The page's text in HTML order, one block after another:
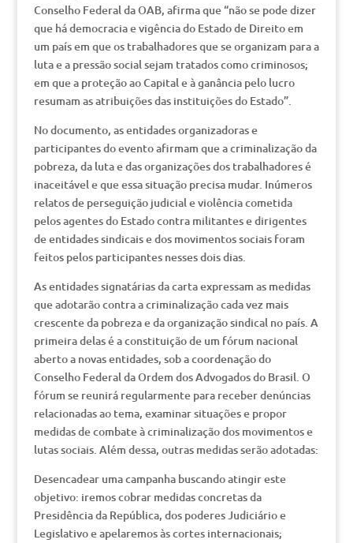
Conselho Federal da OAB, afirma que “não se pode dizer
que há democracia e vigência do Estado de Direito em
um país em que os trabalhadores que se organizam para a
luta e a pressão social sejam tratados como criminosos;
em que a proteção ao Capital e à ganância pelo lucro
resumam as atribuições das instituições do Estado”.
No documento, as entidades organizadoras e
participantes do evento afirmam que a criminalização da
pobreza, da luta e das organizações dos trabalhadores é
inaceitável e que essa situação precisa mudar. Inúmeros
relatos de perseguição judicial e violência cometida
pelos agentes do Estado contra militantes e dirigentes
de entidades sindicais e dos movimentos sociais foram
feitos pelos participantes nesses dois dias.
As entidades signatárias da carta expressam as medidas
que adotarão contra a criminalização cada vez mais
crescente da pobreza e da organização sindical no país. A
primeira delas é a constituição de um fórum nacional
aberto a novas entidades, sob a coordenação do
Conselho Federal da Ordem dos Advogados do Brasil. O
fórum se reunirá regularmente para receber denúncias
relacionadas ao tema, examinar situações e propor
medidas de combate à criminalização dos movimentos e
lutas sociais. Além dessa, outras medidas serão adotadas:
Desencadear uma campanha buscando atingir este
objetivo: iremos cobrar medidas concretas da
Presidência da República, dos poderes Judiciário e
Legislativo e apelaremos às cortes internacionais;